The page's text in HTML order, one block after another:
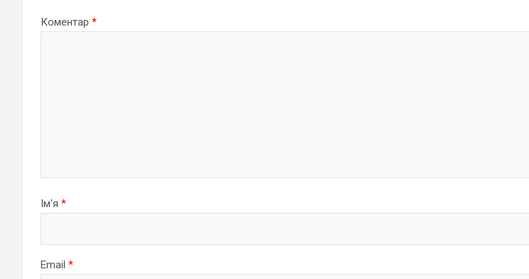
Коментар *
Ім'я *
Email *